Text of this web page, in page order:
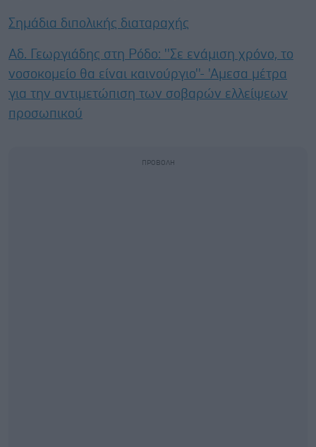
Σημάδια διπολικής διαταραχής
Αδ. Γεωργιάδης στη Ρόδο: ''Σε ενάμιση χρόνο, το
νοσοκομείο θα είναι καινούργιο''- 'Αμεσα μέτρα
για την αντιμετώπιση των σοβαρών ελλείψεων
προσωπικού